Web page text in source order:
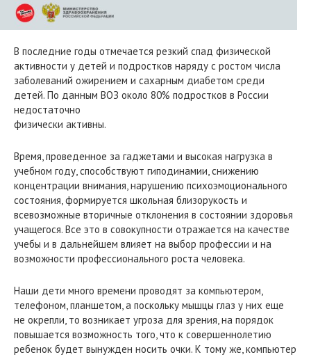
В последние годы отмечается резкий спад физической
активности у детей и подростков наряду с ростом числа
заболеваний ожирением и сахарным диабетом среди
детей. По данным ВОЗ около 80% подростков в России
недостаточно
физически активны.
Время, проведенное за гаджетами и высокая нагрузка в
учебном году, способствуют гиподинамии, снижению
концентрации внимания, нарушению психоэмоционального
состояния, формируется школьная близорукость и
всевозможные вторичные отклонения в состоянии здоровья
учащегося. Все это в совокупности отражается на качестве
учебы и в дальнейшем влияет на выбор профессии и на
возможности профессионального роста человека.
Наши дети много времени проводят за компьютером,
телефоном, планшетом, а поскольку мышцы глаз у них еще
не окрепли, то возникает угроза для зрения, на порядок
повышается возможность того, что к совершеннолетию
ребенок будет вынужден носить очки. К тому же, компьютер